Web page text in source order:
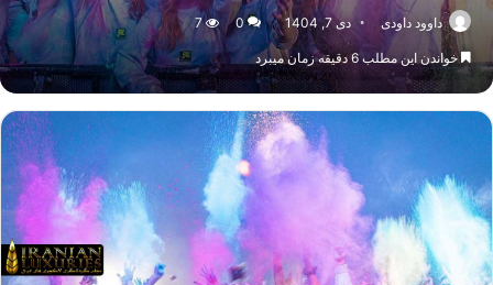
داوود داودی دی 7, 1404 0
7
خواندن این مطلب 6 دقیقه زمان میبرد